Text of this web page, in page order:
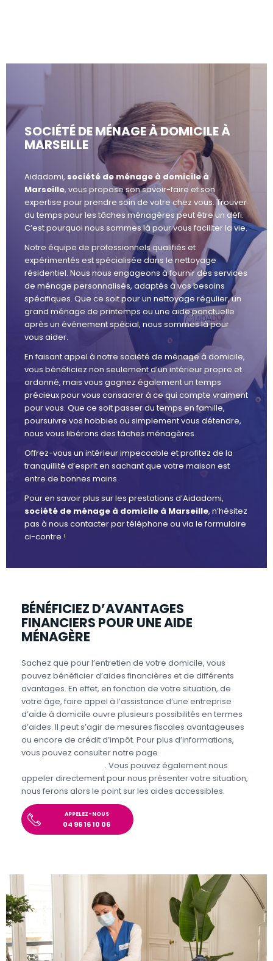
SOCIÉTÉ DE MÉNAGE À DOMICILE À
MARSEILLE
Aidadomi, société de ménage à domicile à
Marseille, vous propose son savoir-faire et son
expertise pour prendre soin de votre chez vous. Trouver
du temps pour les tâches ménagères peut être un défi.
C’est pourquoi nous sommes là pour vous faciliter la vie.
Notre équipe de professionnels qualifiés et
expérimentés est spécialisée dans le nettoyage
résidentiel. Nous nous engageons à fournir des services
de ménage personnalisés, adaptés à vos besoins
spécifiques. Que ce soit pour un nettoyage régulier, un
grand ménage de printemps ou une aide ponctuelle
après un événement spécial, nous sommes là pour
vous aider.
En faisant appel à notre société de ménage à domicile,
vous bénéficiez non seulement d’un intérieur propre et
ordonné, mais vous gagnez également un temps
précieux pour vous consacrer à ce qui compte vraiment
pour vous. Que ce soit passer du temps en famille,
poursuivre vos hobbies ou simplement vous détendre,
nous vous libérons des tâches ménagères.
Offrez-vous un intérieur impeccable et profitez de la
tranquillité d’esprit en sachant que votre maison est
entre de bonnes mains.
Pour en savoir plus sur les prestations d’Aidadomi,
société de ménage à domicile à Marseille, n’hésitez
pas à nous contacter par téléphone ou via le formulaire
ci-contre !
BÉNÉFICIEZ D’AVANTAGES
FINANCIERS POUR UNE AIDE
MÉNAGÈRE
Sachez que pour l’entretien de votre domicile, vous
pouvez bénéficier d’aides financières et de différents
avantages. En effet, en fonction de votre situation, de
votre âge, faire appel à l’assistance d’une entreprise
d’aide à domicile ouvre plusieurs possibilités en termes
d’aides. Il peut s’agir de mesures fiscales avantageuses
ou encore de crédit d’impôt. Pour plus d’informations,
vous pouvez consulter notre page
. Vous pouvez également nous
appeler directement pour nous présenter votre situation,
nous ferons alors le point sur les aides accessibles.
APPELEZ-NOUS
04 96 16 10 06